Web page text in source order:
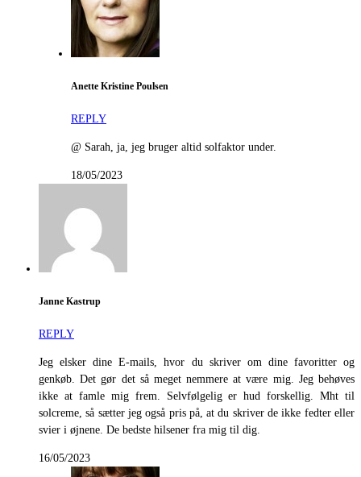
Anette Kristine Poulsen
REPLY
@ Sarah, ja, jeg bruger altid solfaktor under.
18/05/2023
Janne Kastrup
REPLY
Jeg elsker dine E-mails, hvor du skriver om dine favoritter og
genkøb. Det gør det så meget nemmere at være mig. Jeg behøves
ikke at famle mig frem. Selvfølgelig er hud forskellig. Mht til
solcreme, så sætter jeg også pris på, at du skriver de ikke fedter eller
svier i øjnene. De bedste hilsener fra mig til dig.
16/05/2023